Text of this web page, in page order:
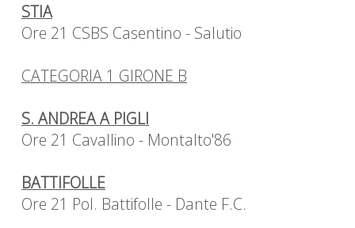
STIA
Ore 21 CSBS Casentino - Salutio
CATEGORIA 1 GIRONE B
S. ANDREA A PIGLI
Ore 21 Cavallino - Montalto'86
BATTIFOLLE
Ore 21 Pol. Battifolle - Dante F.C.